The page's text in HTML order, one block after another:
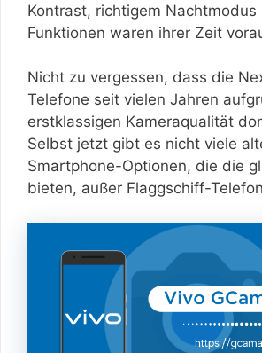
Kontrast, richtigem Nachtmodus
Funktionen waren ihrer Zeit
Nicht zu vergessen, dass die
Telefone seit vielen Jahren
erstklassigen Kameraqualität
Selbst jetzt gibt es nicht viele
Smartphone-Optionen, die die
bieten, außer Flaggschiff-